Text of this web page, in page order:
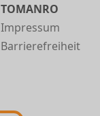
TOMANRO
Impressum
Barrierefreiheit